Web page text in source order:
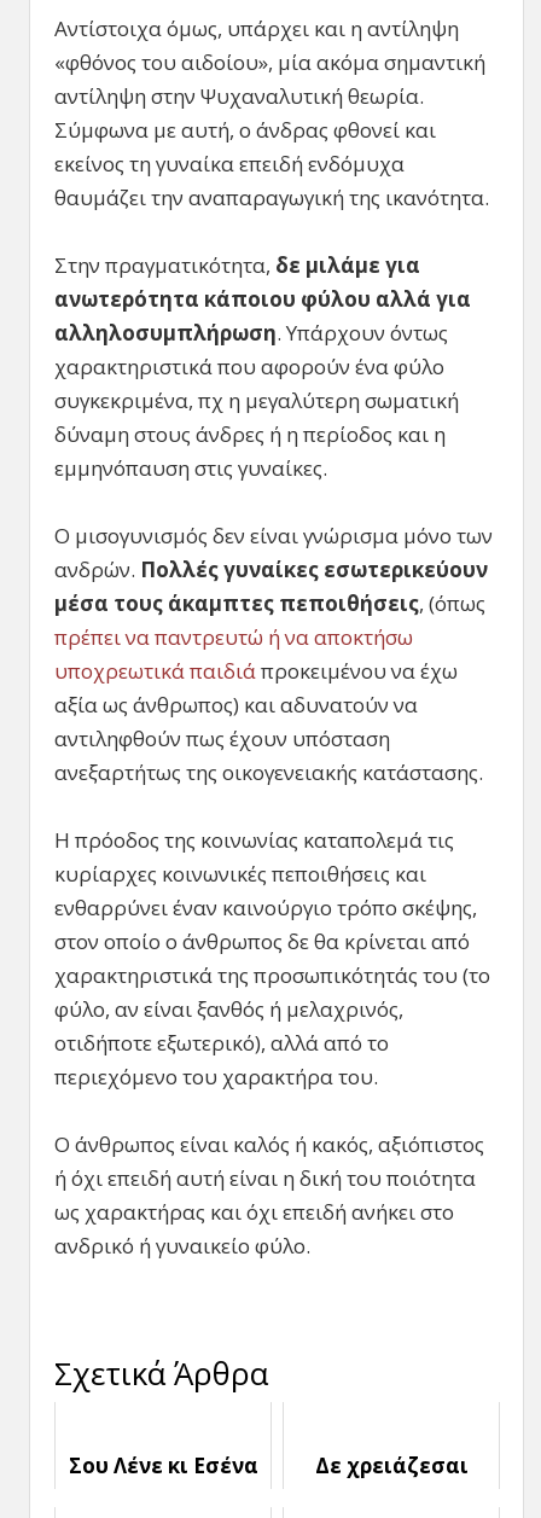
Αντίστοιχα όμως, υπάρχει και η αντίληψη
«φθόνος του αιδοίου», μία ακόμα σημαντική
αντίληψη στην Ψυχαναλυτική θεωρία.
Σύμφωνα με αυτή, ο άνδρας φθονεί και
εκείνος τη γυναίκα επειδή ενδόμυχα
θαυμάζει την αναπαραγωγική της ικανότητα.
Στην πραγματικότητα, δε μιλάμε για
ανωτερότητα κάποιου φύλου αλλά για
αλληλοσυμπλήρωση. Υπάρχουν όντως
χαρακτηριστικά που αφορούν ένα φύλο
συγκεκριμένα, πχ η μεγαλύτερη σωματική
δύναμη στους άνδρες ή η περίοδος και η
εμμηνόπαυση στις γυναίκες.
Ο μισογυνισμός δεν είναι γνώρισμα μόνο των
ανδρών. Πολλές γυναίκες εσωτερικεύουν
μέσα τους άκαμπτες πεποιθήσεις, (όπως
πρέπει να παντρευτώ ή να αποκτήσω
υποχρεωτικά παιδιάπροκειμένου να έχω
αξία ως άνθρωπος) και αδυνατούν να
αντιληφθούν πως έχουν υπόσταση
ανεξαρτήτως της οικογενειακής κατάστασης.
Η πρόοδος της κοινωνίας καταπολεμά τις
κυρίαρχες κοινωνικές πεποιθήσεις και
ενθαρρύνει έναν καινούργιο τρόπο σκέψης,
στον οποίο ο άνθρωπος δε θα κρίνεται από
χαρακτηριστικά της προσωπικότητάς του (το
φύλο, αν είναι ξανθός ή μελαχρινός,
οτιδήποτε εξωτερικό), αλλά από το
περιεχόμενο του χαρακτήρα του.
Ο άνθρωπος είναι καλός ή κακός, αξιόπιστος
ή όχι επειδή αυτή είναι η δική του ποιότητα
ως χαρακτήρας και όχι επειδή ανήκει στο
ανδρικό ή γυναικείο φύλο.
Σχετικά Άρθρα
Σου Λένε κι Εσένα
Δε χρειάζεσαι